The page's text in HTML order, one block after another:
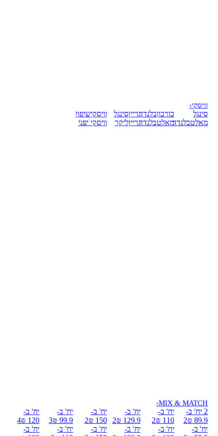
וויסקי›
סינגל
מאלטבלנדד
בורבוןבלנדד
מאלטבלנדד
גרייןסינגל
גרייןליקר
וויסקישיפון
וויסקי יפני
MIX & MATCH
›
2 יח' ב-
89.9 ₪
2
יח' ב-
יח' ב-
110 ₪
2
יח' ב-
יח' ב-
129.9 ₪
2
יח' ב-
יח' ב-
150 ₪
2
יח' ב-
יח' ב-
99.9 ₪
3
יח' ב-
יח' ב-
120 ₪
4
יח' ב-